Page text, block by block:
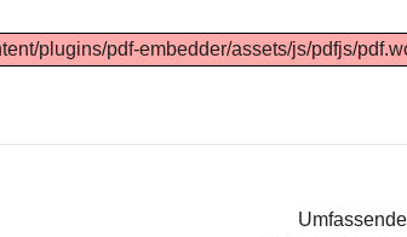
plugins/pdf-embedder/assets/js/pdfjs/